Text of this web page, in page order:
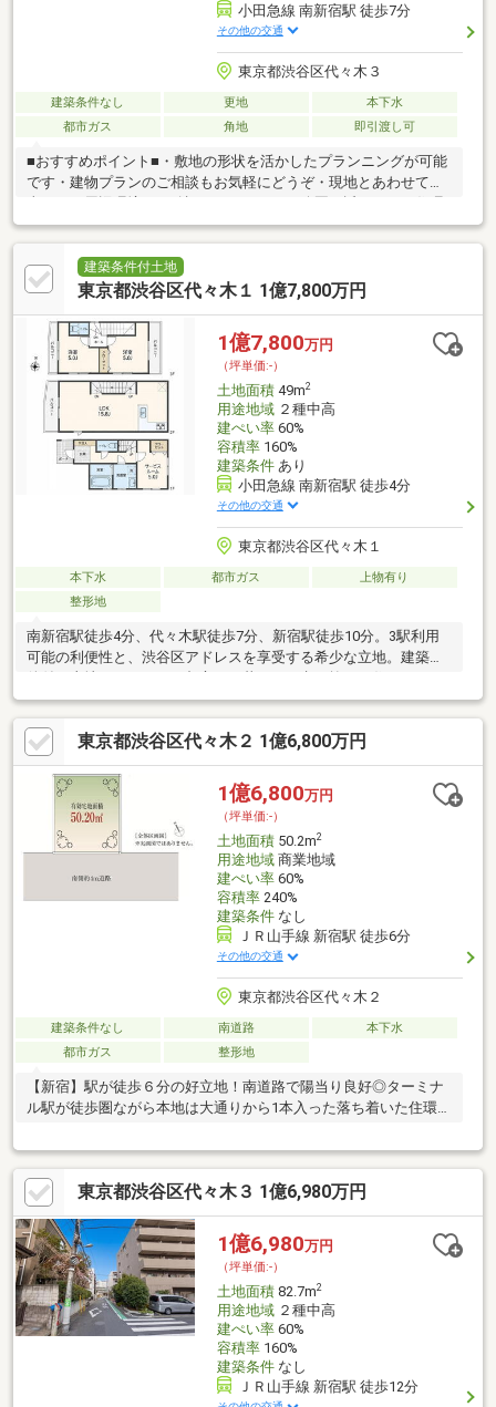
小田急線 南新宿駅 徒歩7分
その他の交通
東京都渋谷区代々木３
建築条件なし 更地
本下水
都市ガス
角地 即引渡し可
■おすすめポイント■・敷地の形状を活かしたプランニングが可能
です・建物プランのご相談もお気軽にどうぞ・現地とあわせて日
当たりや周辺環境もご確認いただけます・公園も近くにあり住環
境◎・徒歩圏内に小学校があり子育てに嬉しいエリア・お仕事帰
りのご見学も大歓迎・探し始めのお客様、正しい家探しをお伝え
します＊ご来店頂きアンケート回答でギフトカードプレゼント！
■交通アクセス■・小田急線【南新宿】駅徒歩7分----------------------お
又は大和アクタス 0120-105-111(通話無料)まで
建築条件付土地
東京都渋谷区代々木１ 1億7,800万円
1億7,800万円
（坪単価:-）
土地面積49m2
用途地域２種中高
建ぺい率60%
容積率160%
建築条件あり
小田急線 南新宿駅 徒歩4分
その他の交通
東京都渋谷区代々木１
本下水 都市ガス
上物有り
整形地
南新宿駅徒歩4分、代々木駅徒歩7分、新宿駅徒歩10分。3駅利用
可能の利便性と、渋谷区アドレスを享受する希少な立地。建築条
提案いたします。
東京都渋谷区代々木２ 1億6,800万円
1億6,800万円
（坪単価:-）
土地面積50.2m2
用途地域商業地域
建ぺい率60%
容積率240%
建築条件なし
ＪＲ山手線 新宿駅 徒歩6分
その他の交通
東京都渋谷区代々木２
建築条件なし 南道路
本下水
都市ガス
整形地
【新宿】駅が徒歩６分の好立地！南道路で陽当り良好◎ターミナ
ル駅が徒歩圏ながら本地は大通りから1本入った落ち着いた住環境
東京都渋谷区代々木３ 1億6,980万円
1億6,980万円
（坪単価:-）
土地面積82.7m2
用途地域２種中高
建ぺい率60%
容積率160%
建築条件なし
ＪＲ山手線 新宿駅 徒歩12分